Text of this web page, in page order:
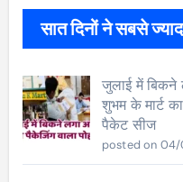
सात दिनों ने सबसे
जुलाई में बिकने
शुभम के मार्ट
पैकेट सीज
posted on